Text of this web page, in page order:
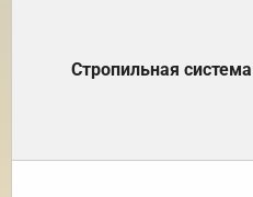
Стропильная система